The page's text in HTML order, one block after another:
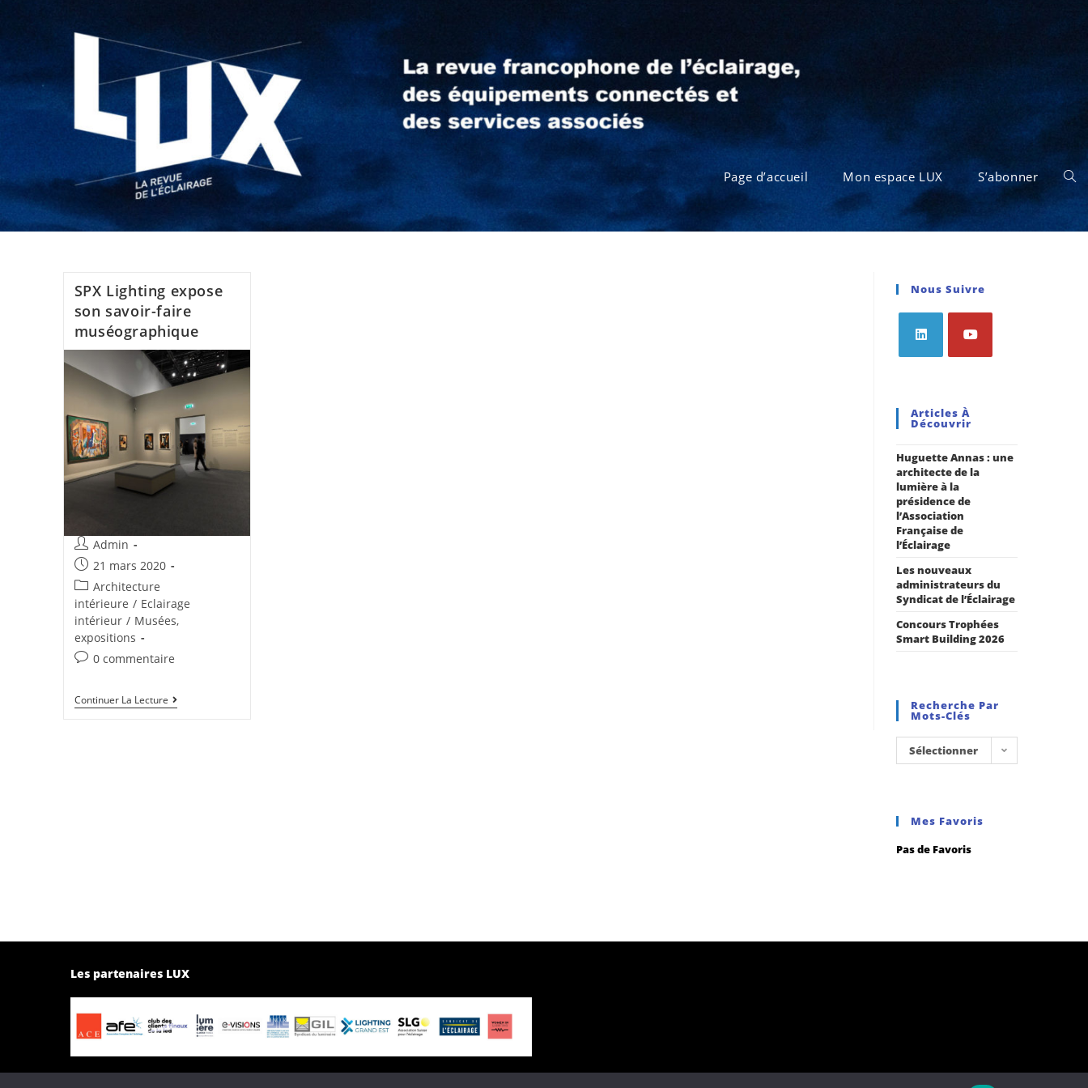
Page d’accueil Mon espace LUX S’abonner
SPX Lighting expose
son savoir-faire
muséographique
Admin
21 mars 2020
Architecture
intérieure / Eclairage
intérieur / Musées,
expositions
0 commentaire
Continuer La Lecture
Nous Suivre
Articles À
Découvrir
Huguette Annas : une
architecte de la
lumière à la
présidence de
l’Association
Française de
l’Éclairage
Les nouveaux
administrateurs du
Syndicat de l’Éclairage
Concours Trophées
Smart Building 2026
Recherche Par
Mots-Clés
Sélectionner
Mes Favoris
Pas de Favoris
Les partenaires LUX